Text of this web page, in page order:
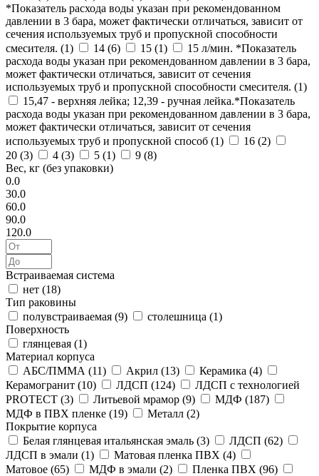
*Показатель расхода воды указан при рекомендованном
давлении в 3 бара, может фактически отличаться, зависит от
сечения используемых труб и пропускной способности
смесителя. (1) 14 (6) 15 (1)
15 л/мин. *Показатель
расхода воды указан при рекомендованном давлении в 3 бара,
может фактически отличаться, зависит от сечения
используемых труб и пропускной способности смесителя. (1)
15,47 - верхняя лейка; 12,39 - ручная лейка.*Показатель
расхода воды указан при рекомендованном давлении в 3 бара,
может фактически отличаться, зависит от сечения
используемых труб и пропускной способ (1) 16 (2)
20 (3) 4 (3) 5 (1) 9 (8)
Вес, кг (без упаковки)
0.0
30.0
60.0
90.0
120.0
Встраиваемая система
нет (18)
Тип раковины
полувстраиваемая (9) столешница (1)
Поверхность
глянцевая (1)
Материал корпуса
АБС/ПММА (11) Акрил (13) Керамика (4)
Керамогранит (10) ЛДСП (124)
ЛДСП с технологией
PROTECT (3) Литьевой мрамор (9) МДФ (187)
МДФ в ПВХ пленке (19) Металл (2)
Покрытие корпуса
Белая глянцевая итальянская эмаль (3) ЛДСП (62)
ЛДСП в эмали (1) Матовая пленка ПВХ (4)
Матовое (65) МДФ в эмали (2) Пленка ПВХ (96)